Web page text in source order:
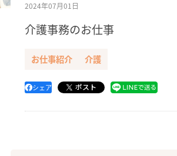
2024年07月01日
介護事務のお仕事
お仕事紹介 介護
シェア ポスト